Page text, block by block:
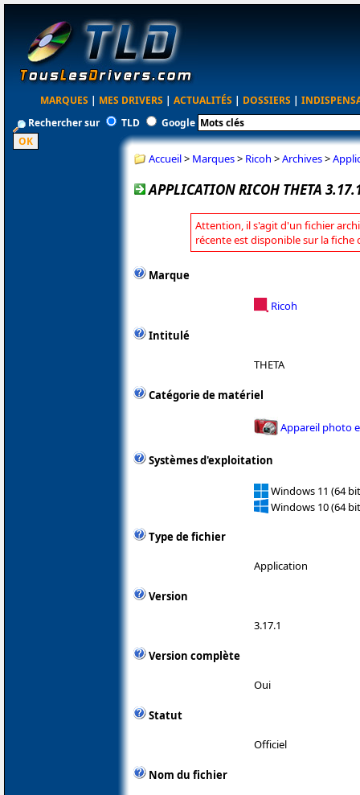
MARQUES | MES DRIVERS | ACTUALITÉS | DOSSIERS |
Rechercher sur
TLD Google
Accueil> Marques> Ricoh >Archives>
APPLICATION RICOH THETA
Attention, il s'agit d'un fichier
récente est disponible sur la fiche
Marque
Ricoh
Intitulé
THETA
Catégorie de matériel
Appareil photo
Systèmes d'exploitation
Windows 11 (64
Windows 10 (64
Type de fichier
Application
Version
3.17.1
Version complète
Oui
Statut
Officiel
Nom du fichier